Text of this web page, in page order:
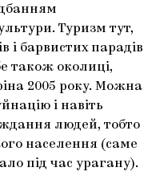
Туризм тут,
і барвистих парадів
також околиці,
2005 року. Можна
і навіть
людей, тобто
населення (саме
під час урагану).